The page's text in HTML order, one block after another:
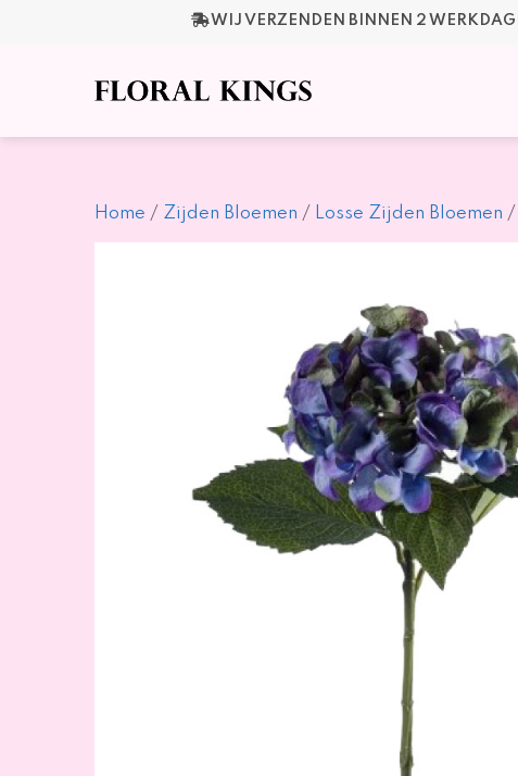
WIJ VERZENDEN BINNEN 2
Home / Zijden Bloemen / Losse Zijden Bloemen /